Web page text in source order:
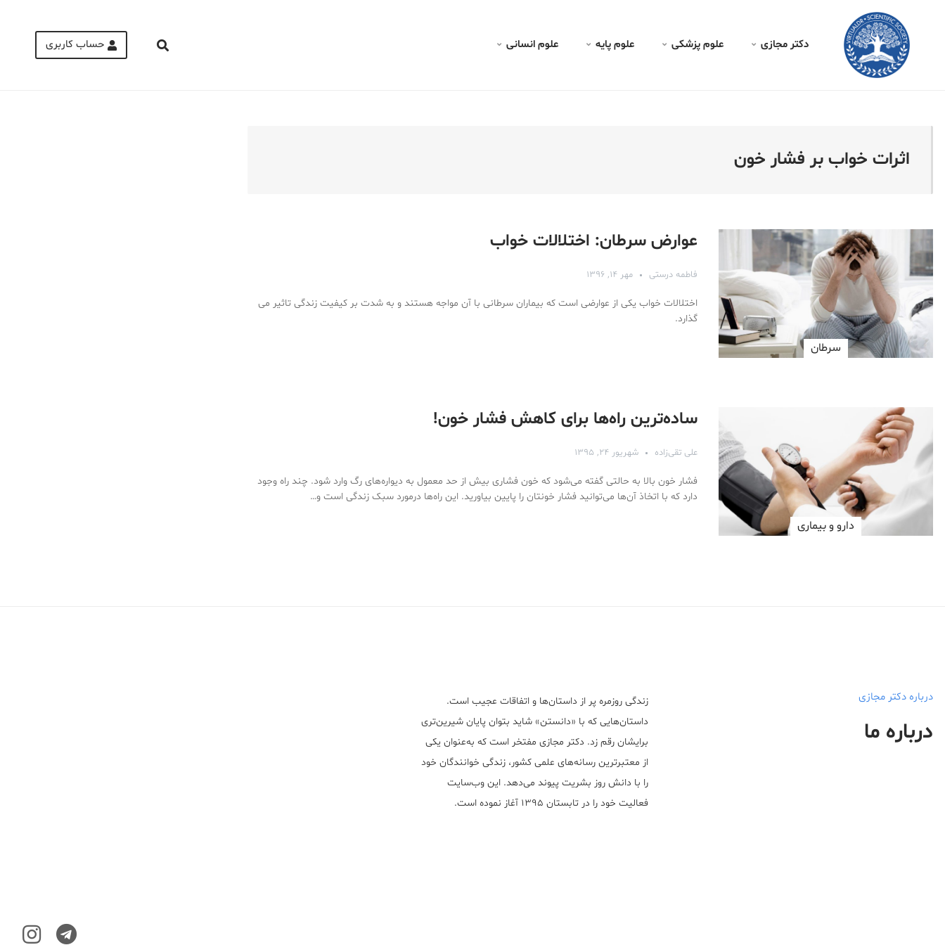
دکتر مجازی - اثرات خواب بر فشار خون
دکتر مجازی علوم پزشکی علوم پايه علوم انسانی حساب کاربری
اثرات خواب بر فشار خون
سرطان
عوارض سرطان: اختلالات خواب
فاطمه درستی مهر ۱۴, ۱۳۹۶
اختلالات خواب یکی از عوارضی است که بیماران سرطانی با آن مواجه هستند و به شدت بر کیفیت زندگی تاثیر می
گذارد.
دارو‌ و بیماری
ساده‌ترین راه‌ها برای کاهش فشار خون!
علی تقی‌زاده شهریور ۲۴, ۱۳۹۵
فشار خون بالا به حالتی گفته می‌شود که خون فشاری بیش از حد معمول به دیواره‌های رگ وارد شود. چند راه وجود
دارد که با اتخاذ آن‌ها می‌توانید فشار خونتان را پایین بیاورید. این راه‌ها درمورد سبک زندگی است و…
درباره دکتر مجازی
درباره ما
زندگی روزمره پر از داستان‌ها و اتفاقات عجیب است.
داستان‌هایی که با «دانستن» شاید بتوان پایان شیرین‌تری
برایشان رقم زد. دکتر مجازی مفتخر است که به‌عنوان یکی
از معتبر‌ترین رسانه‌های علمی کشور، زندگی خوانندگان خود
را با دانش روز بشریت پیوند می‌دهد. این وب‌سایت
فعالیت خود را در تابستان ۱۳۹۵ آغاز نموده است.